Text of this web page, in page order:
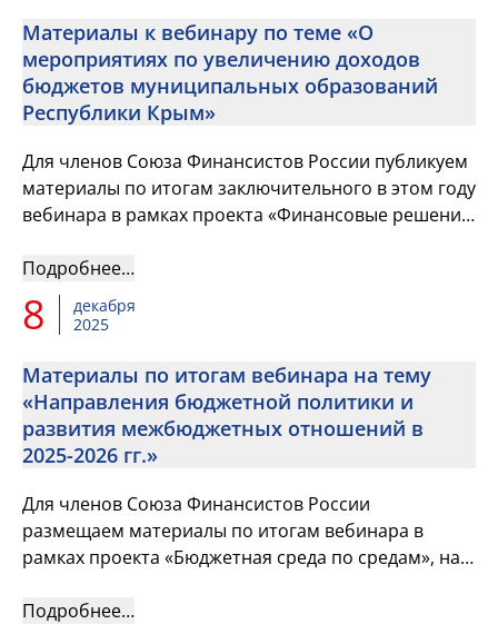
Материалы к вебинару по теме «О
мероприятиях по увеличению доходов
бюджетов муниципальных образований
Республики Крым»
Для членов Союза Финансистов России публикуем
материалы по итогам заключительного в этом году
вебинара в рамках проекта «Финансовые решения
Подробнее…
8
декабря
2025
Материалы по итогам вебинара на тему
«Направления бюджетной политики и
развития межбюджетных отношений в
2025-2026 гг.»
Для членов Союза Финансистов России
размещаем материалы по итогам вебинара в
рамках проекта «Бюджетная среда по средам», на
финансов Российской Федерации Кадочник...
Подробнее…